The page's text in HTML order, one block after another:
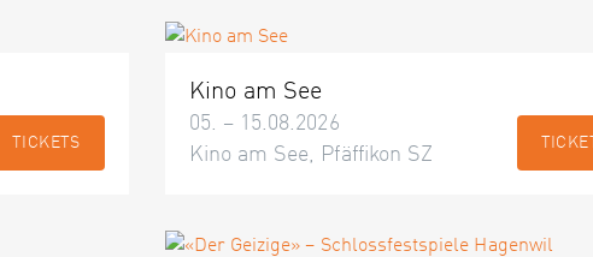
TICKETS
Kino am See
05. – 15.08.2026
Kino am See, Pfäffikon SZ